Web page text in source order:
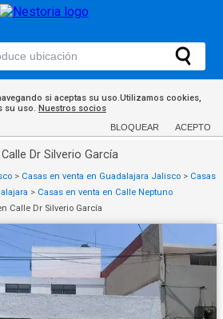
si aceptas su uso.Utilizamos cookies,
su uso. Nuestros socios
BLOQUEAR ACEPTO
Dr Silverio García
> Casas en venta en Guadalajara Jalisco > Casas
> Casas en venta en Calle Neptuno
Calle Dr Silverio García